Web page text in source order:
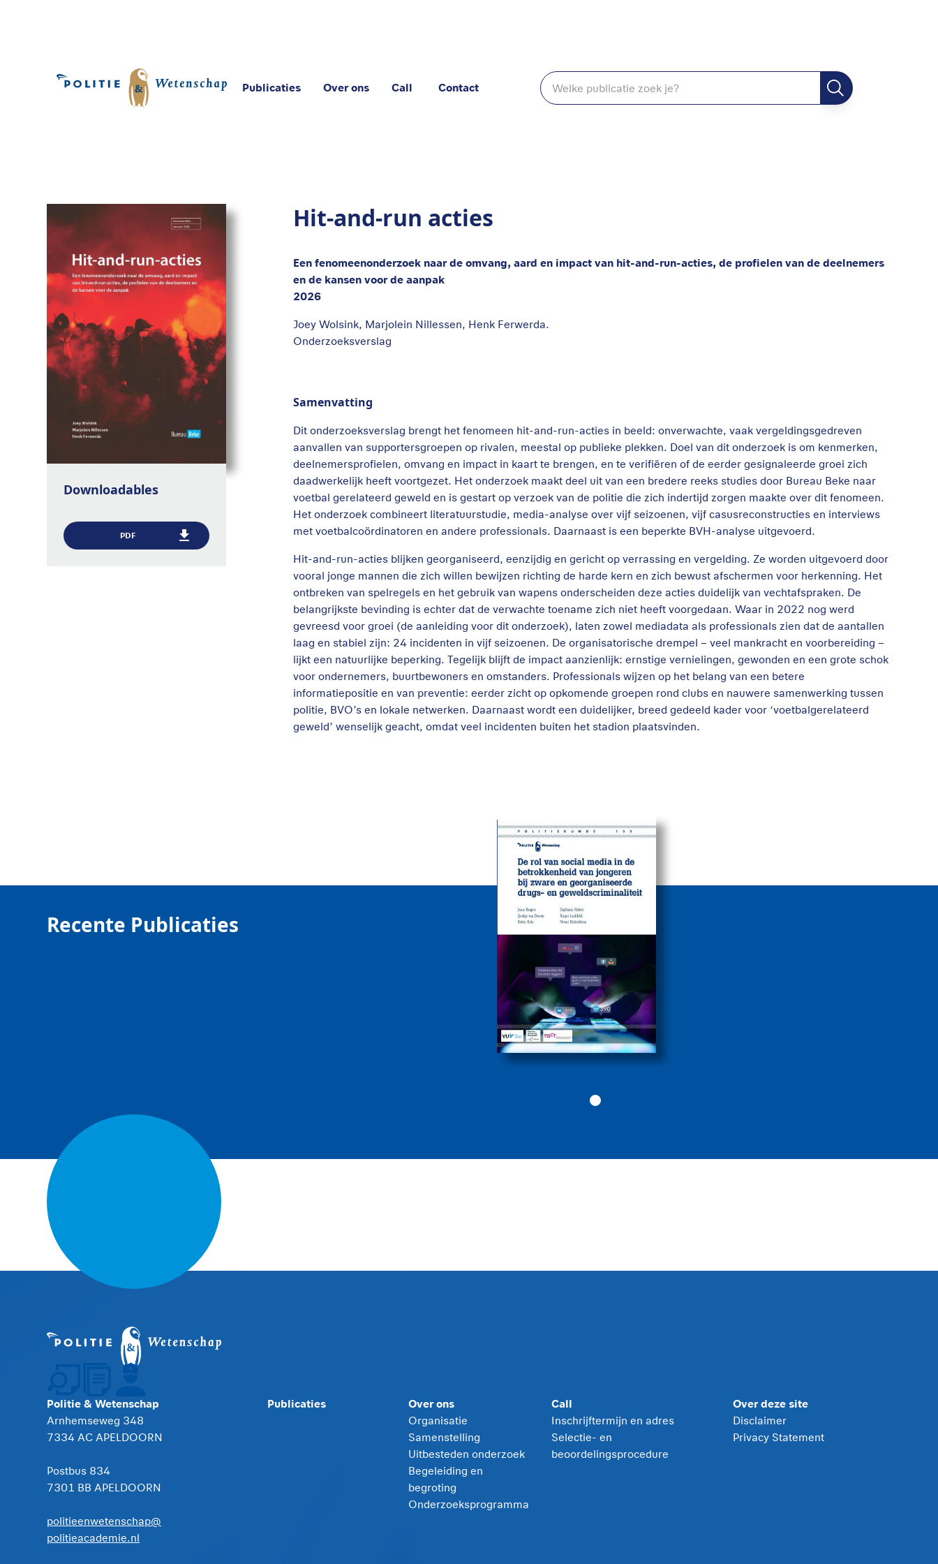
Publicaties Over ons Call Contact
Publicaties
Downloadables
PDF
Hit-and-run acties
Een fenomeenonderzoek naar de omvang, aard en impact van hit-and-run-acties, de profielen van de deelnemers
en de kansen voor de aanpak
2026
Joey Wolsink, Marjolein Nillessen, Henk Ferwerda.
Onderzoeksverslag
Samenvatting
Dit onderzoeksverslag brengt het fenomeen hit-and-run-acties in beeld: onverwachte, vaak vergeldingsgedreven
aanvallen van supportersgroepen op rivalen, meestal op publieke plekken. Doel van dit onderzoek is om kenmerken,
deelnemersprofielen, omvang en impact in kaart te brengen, en te verifiëren of de eerder gesignaleerde groei zich
daadwerkelijk heeft voortgezet. Het onderzoek maakt deel uit van een bredere reeks studies door Bureau Beke naar
voetbal gerelateerd geweld en is gestart op verzoek van de politie die zich indertijd zorgen maakte over dit fenomeen.
Het onderzoek combineert literatuurstudie, media-analyse over vijf seizoenen, vijf casusreconstructies en interviews
met voetbalcoördinatoren en andere professionals. Daarnaast is een beperkte BVH-analyse uitgevoerd.
Hit-and-run-acties blijken georganiseerd, eenzijdig en gericht op verrassing en vergelding. Ze worden uitgevoerd door
vooral jonge mannen die zich willen bewijzen richting de harde kern en zich bewust afschermen voor herkenning. Het
ontbreken van spelregels en het gebruik van wapens onderscheiden deze acties duidelijk van vechtafspraken. De
belangrijkste bevinding is echter dat de verwachte toename zich niet heeft voorgedaan. Waar in 2022 nog werd
gevreesd voor groei (de aanleiding voor dit onderzoek), laten zowel mediadata als professionals zien dat de aantallen
laag en stabiel zijn: 24 incidenten in vijf seizoenen. De organisatorische drempel – veel mankracht en voorbereiding –
lijkt een natuurlijke beperking. Tegelijk blijft de impact aanzienlijk: ernstige vernielingen, gewonden en een grote schok
voor ondernemers, buurtbewoners en omstanders. Professionals wijzen op het belang van een betere
informatiepositie en van preventie: eerder zicht op opkomende groepen rond clubs en nauwere samenwerking tussen
politie, BVO’s en lokale netwerken. Daarnaast wordt een duidelijker, breed gedeeld kader voor ‘voetbalgerelateerd
geweld’ wenselijk geacht, omdat veel incidenten buiten het stadion plaatsvinden.
Recente Publicaties
De rol van sociale
media bij de
betrokkenheid van
jongeren bij zware
drugs- en
geweldscriminaliteit
2026
Politiekunde
Politiekunde
Politie & Wetenschap
Arnhemseweg 348
7334 AC APELDOORN
Postbus 834
7301 BB APELDOORN
politieenwetenschap@
politieacademie.nl
Publicaties Over ons
Organisatie
Samenstelling
Uitbesteden onderzoek
Begeleiding en
begroting
Onderzoeksprogramma
Call
Inschrijftermijn en adres
Selectie- en
beoordelingsprocedure
Over deze site
Disclaimer
Privacy Statement